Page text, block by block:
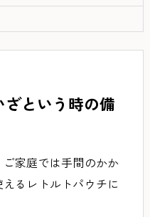
という時の備
ご家庭では手間のかか
るレトルトパウチに